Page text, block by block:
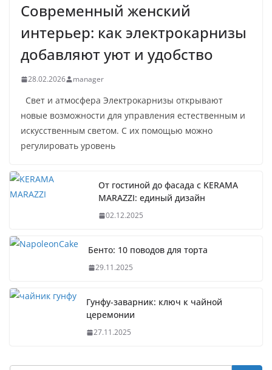
Современный женский
интерьер: как электрокарнизы
добавляют уют и удобство
28.02.2026 manager
Свет и атмосфера Электрокарнизы открывают
новые возможности для управления естественным и
искусственным светом. С их помощью можно
регулировать уровень
От гостиной до фасада с KERAMA
MARAZZI: единый дизайн
02.12.2025
Бенто: 10 поводов для торта
29.11.2025
Гунфу-заварник: ключ к чайной
церемонии
27.11.2025